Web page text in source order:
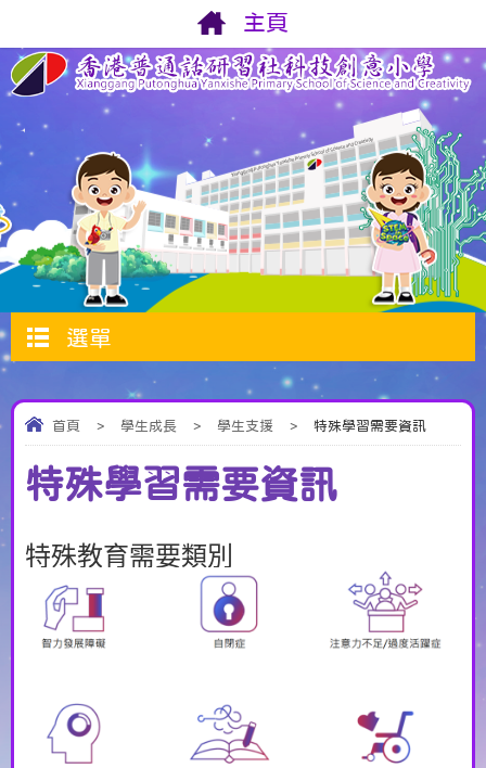
主頁
選單
首頁 > 學生成長 > 學生支援 > 特殊學習需要資訊
特殊學習需要資訊
特殊教育需要類別